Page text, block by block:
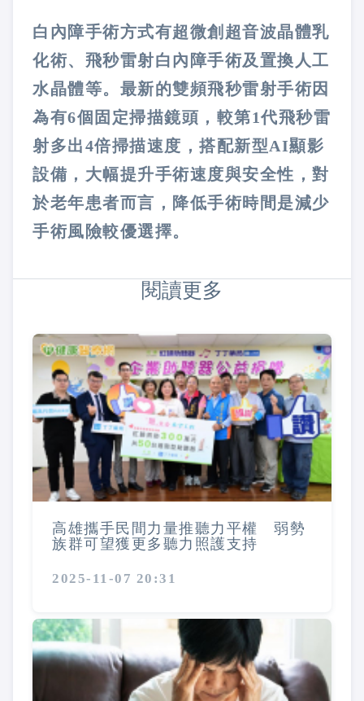
白內障手術方式有超微創超音波晶體乳
化術、飛秒雷射白內障手術及置換人工
水晶體等。最新的雙頻飛秒雷射手術因
為有6個固定掃描鏡頭，較第1代飛秒雷
射多出4倍掃描速度，搭配新型AI顯影
設備，大幅提升手術速度與安全性，對
於老年患者而言，降低手術時間是減少
手術風險較優選擇。
閱讀更多
高雄攜手民間力量推聽力平權 弱勢
族群可望獲更多聽力照護支持
2025-11-07 20:31